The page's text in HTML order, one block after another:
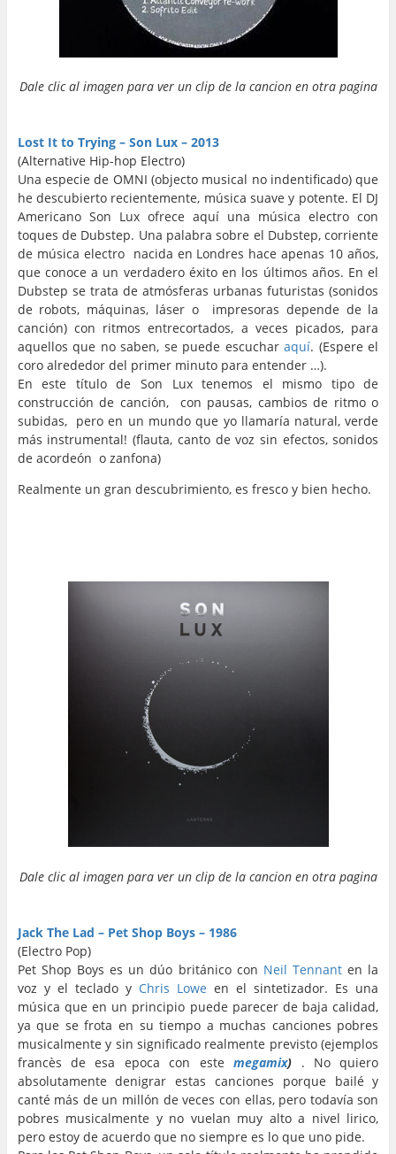
Dale clic al imagen para ver un clip de la cancion en otra pagina
Lost It to Trying – Son Lux – 2013
(Alternative Hip-hop Electro)
Una especie de OMNI (objecto musical no indentificado) que
he descubierto recientemente, música suave y potente. El DJ
Americano Son Lux ofrece aquí una música electro con
toques de Dubstep. Una palabra sobre el Dubstep, corriente
de música electro nacida en Londres hace apenas 10 años,
que conoce a un verdadero éxito en los últimos años. En el
Dubstep se trata de atmósferas urbanas futuristas (sonidos
de robots, máquinas, láser o impresoras depende de la
canción) con ritmos entrecortados, a veces picados, para
aquellos que no saben, se puede escucharaquí. (Espere el
coro alrededor del primer minuto para entender …).
En este título de Son Lux tenemos el mismo tipo de
construcción de canción, con pausas, cambios de ritmo o
subidas, pero en un mundo que yo llamaría natural, verde
más instrumental! (flauta, canto de voz sin efectos, sonidos
de acordeón o zanfona)
Realmente un gran descubrimiento, es fresco y bien hecho.
Dale clic al imagen para ver un clip de la cancion en otra pagina
Jack The Lad – Pet Shop Boys – 1986
(Electro Pop)
Pet Shop Boys es un dúo británico con Neil Tennant en la
voz y el teclado y Chris Lowe en el sintetizador. Es una
música que en un principio puede parecer de baja calidad,
ya que se frota en su tiempo a muchas canciones pobres
musicalmente y sin significado realmente previsto (ejemplos
francès de esa epoca con estemegamix) . No quiero
absolutamente denigrar estas canciones porque bailé y
canté más de un millón de veces con ellas, pero todavía son
pobres musicalmente y no vuelan muy alto a nivel lirico,
pero estoy de acuerdo que no siempre es lo que uno pide.